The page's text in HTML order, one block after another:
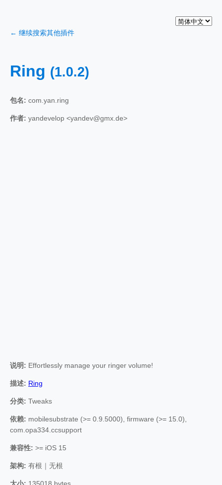
← 继续搜索其他插件
Ring (1.0.2)
包名: com.yan.ring
作者: yandevelop <yandev@gmx.de>
说明: Effortlessly manage your ringer volume!
描述: Ring
分类: Tweaks
依赖: mobilesubstrate (>= 0.9.5000), firmware (>= 15.0),
com.opa334.ccsupport
兼容性: >= iOS 15
架构: 有根｜无根